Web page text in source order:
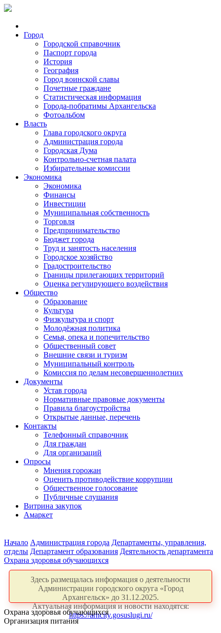
Город
Городской справочник
Паспорт города
История
География
Город воинской славы
Почетные граждане
Статистическая информация
Города-побратимы Архангельска
Фотоальбом
Власть
Глава городского округа
Администрация города
Городская Дума
Контрольно-счетная палата
Избирательные комиссии
Экономика
Экономика
Финансы
Инвестиции
Муниципальная собственность
Торговля
Предпринимательство
Бюджет города
Труд и занятость населения
Городское хозяйство
Градостроительство
Границы прилегающих территорий
Оценка регулирующего воздействия
Общество
Образование
Культура
Физкультура и спорт
Молодёжная политика
Семья, опека и попечительство
Общественный совет
Внешние связи и туризм
Муниципальный контроль
Комиссия по делам несовершеннолетних
Документы
Устав города
Нормативные правовые документы
Правила благоустройства
Открытые данные, перечень
Контакты
Телефонный справочник
Для граждан
Для организаций
Опросы
Мнения горожан
Оценить противодействие коррупции
Общественное голосование
Публичные слушания
Витрина закупок
Амаркет
Начало Администрация города Департаменты, управления,
отделы Департамент образования Деятельность департамента
Охрана здоровья обучающихся
Здесь размещалась информация о деятельности
Администрации городского округа «Город
Архангельск» до 31.12.2025.
Актуальная информация и новости находятся:
https://arhcity.gosuslugi.ru/
Охрана здоровья обучающихся
Организация питания